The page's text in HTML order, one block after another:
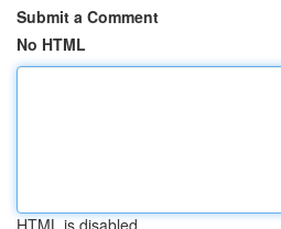
Submit a Comment
No HTML
HTML is disabled